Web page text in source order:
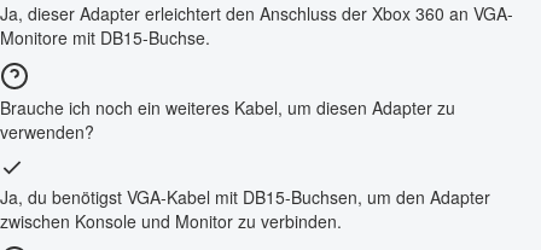
Ja, dieser Adapter erleichtert den Anschluss der Xbox 360 an VGA-
Monitore mit DB15-Buchse.
Brauche ich noch ein weiteres Kabel, um diesen Adapter zu
verwenden?
Ja, du benötigst VGA-Kabel mit DB15-Buchsen, um den Adapter
zwischen Konsole und Monitor zu verbinden.